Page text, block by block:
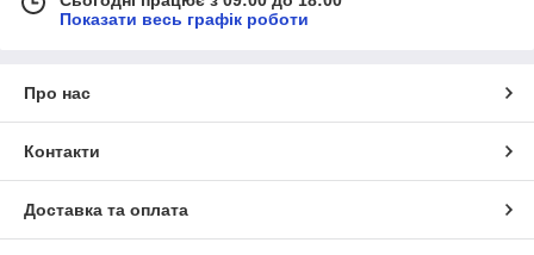
Показати весь графік роботи
Про нас
Контакти
Доставка та оплата